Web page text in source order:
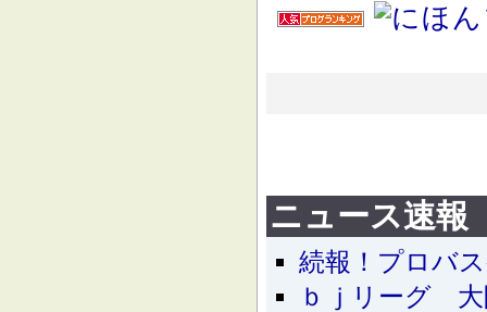
ニュース速報
続報！プロバ
ｂｊリーグ